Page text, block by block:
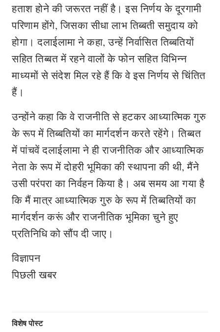
हताश होने की जरूरत नहीं है। इस निर्णय के दूरगामी
परिणाम होंगे, जिसका सीधा लाभ तिब्बती समुदाय को
होगा। दलाईलामा ने कहा, उन्हें निर्वासित तिब्बतियों
सहित तिब्बत में रहने वालों के फोन सहित विभिन्न
माध्यमों से संदेश मिल रहे हैं कि वे इस निर्णय से चिंतित
हैं।
उन्होंने कहा कि वे राजनीति से हटकर आध्यात्मिक गुरु
के रूप में तिब्बतियों का मार्गदर्शन करते रहेंगे। तिब्बत
में पांचवें दलाईलामा ने ही राजनीतिक और आध्यात्मिक
नेता के रूप में दोहरी भूमिका की स्थापना की थी, मैंने
उसी परंपरा का निर्वहन किया है। अब समय आ गया है
कि मैं मात्र आध्यात्मिक गुरु के रूप में तिब्बतियों का
मार्गदर्शन करूं और राजनीतिक भूमिका चुने हुए
प्रतिनिधि को सौंप दी जाए।
विज्ञापन
पिछली खबर
विशेष पोस्ट